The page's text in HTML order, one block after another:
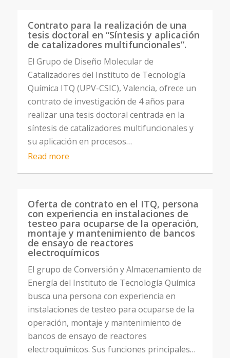
Contrato para la realización de una
tesis doctoral en “Síntesis y aplicación
de catalizadores multifuncionales”.
El Grupo de Diseño Molecular de
Catalizadores del Instituto de Tecnología
Química ITQ (UPV-CSIC), Valencia, ofrece un
contrato de investigación de 4 años para
realizar una tesis doctoral centrada en la
síntesis de catalizadores multifuncionales y
su aplicación en procesos…
Read more
Oferta de contrato en el ITQ, persona
con experiencia en instalaciones de
testeo para ocuparse de la operación,
montaje y mantenimiento de bancos
de ensayo de reactores
electroquímicos
El grupo de Conversión y Almacenamiento de
Energía del Instituto de Tecnología Química
busca una persona con experiencia en
instalaciones de testeo para ocuparse de la
operación, montaje y mantenimiento de
bancos de ensayo de reactores
electroquímicos. Sus funciones principales…